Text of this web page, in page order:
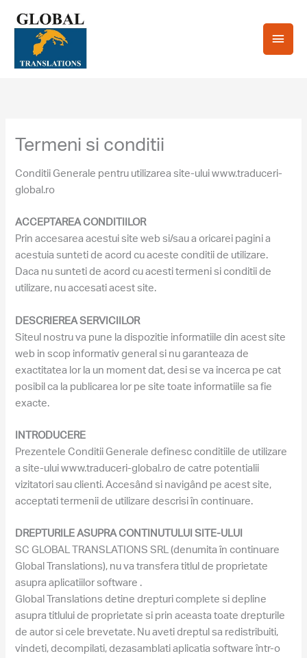
content
Main
Termeni si conditii
Conditii Generale pentru utilizarea site-ului www.traduceri-
global.ro
ACCEPTAREA CONDITIILOR
Prin accesarea acestui site web si/sau a oricarei pagini a
acestuia sunteti de acord cu aceste conditii de utilizare.
Daca nu sunteti de acord cu acesti termeni si conditii de
utilizare, nu accesati acest site.
DESCRIEREA SERVICIILOR
Siteul nostru va pune la dispozitie informatiile din acest site
web in scop informativ general si nu garanteaza de
exactitatea lor la un moment dat, desi se va incerca pe cat
posibil ca la publicarea lor pe site toate informatiile sa fie
exacte.
INTRODUCERE
Prezentele Conditii Generale definesc conditiile de utilizare
a site-ului www.traduceri-global.ro de catre potentialii
vizitatori sau clienti. Accesând si navigând pe acest site,
acceptati termenii de utilizare descrisi în continuare.
DREPTURILE ASUPRA CONTINUTULUI SITE-ULUI
SC GLOBAL TRANSLATIONS SRL (denumita în continuare
Global Translations), nu va transfera titlul de proprietate
asupra aplicatiilor software .
Global Translations detine drepturi complete si depline
asupra titlului de proprietate si prin aceasta toate drepturile
de autor si cele brevetate. Nu aveti dreptul sa redistribuiti,
vindeti, decompilati, dezasamblati aplicatia software într-o